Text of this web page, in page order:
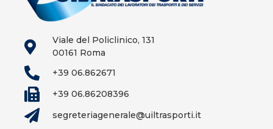
Viale del Policlinico, 131
00161 Roma
+39 06.862671
+39 06.86208396
segreteriagenerale@uiltrasporti.it